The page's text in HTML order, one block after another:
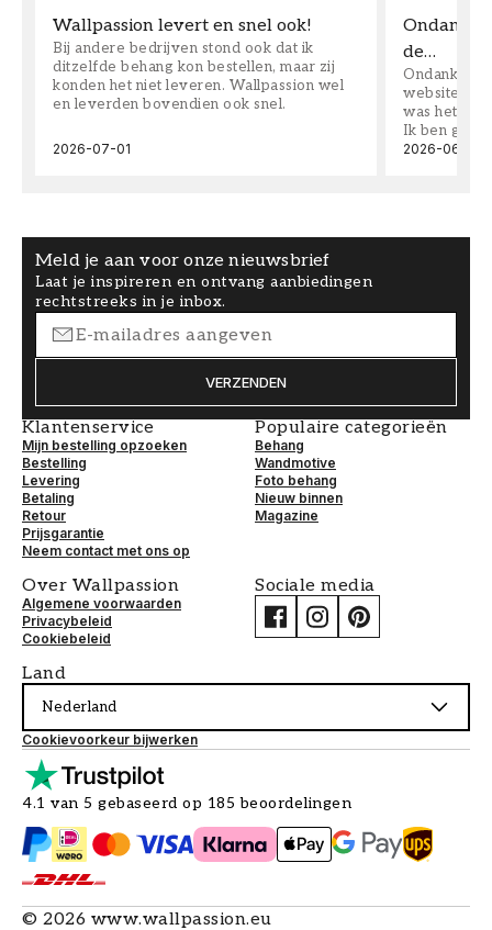
Wallpassion levert en snel ook!
Bij andere bedrijven stond ook dat ik
ditzelfde behang kon bestellen, maar zij
konden het niet leveren. Wallpassion wel
en leverden bovendien ook snel.
2026-07-01
Ondanks
de…
Ondanks
website
was het
Ik ben
2026-06-08
Meld je aan voor onze nieuwsbrief
Laat je inspireren en ontvang aanbiedingen
rechtstreeks in je inbox.
VERZENDEN
Klantenservice
Mijn bestelling opzoeken
Bestelling
Levering
Betaling
Retour
Prijsgarantie
Neem contact met ons op
Populaire categorieën
Behang
Wandmotive
Foto behang
Nieuw binnen
Magazine
Over Wallpassion
Algemene voorwaarden
Privacybeleid
Cookiebeleid
Sociale media
Land
Nederland
Cookievoorkeur bijwerken
4.1 van 5 gebaseerd op 185 beoordelingen
© 2026 www.wallpassion.eu